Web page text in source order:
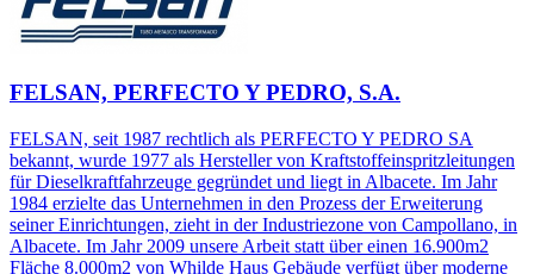
FELSAN, PERFECTO Y PEDRO, S.A.
FELSAN, seit 1987 rechtlich als PERFECTO Y PEDRO SA
bekannt, wurde 1977 als Hersteller von Kraftstoffeinspritzleitungen
für Dieselkraftfahrzeuge gegründet und liegt in Albacete. Im Jahr
1984 erzielte das Unternehmen in den Prozess der Erweiterung
seiner Einrichtungen, zieht in der Industriezone von Campollano, in
Albacete. Im Jahr 2009 unsere Arbeit statt über einen 16.900m2
Fläche 8.000m2 von Whilde Haus Gebäude verfügt über moderne